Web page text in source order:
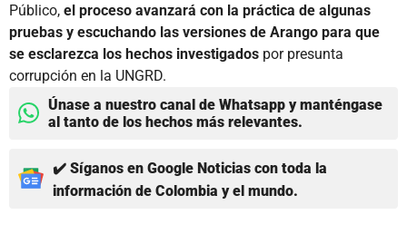
Público, el proceso avanzará con la práctica de algunas
pruebas y escuchando las versiones de Arango para que
se esclarezca los hechos investigados por presunta
corrupción en la UNGRD.
Únase a nuestro canal de Whatsapp y manténgase
al tanto de los hechos más relevantes.
✔️ Síganos en Google Noticias con toda la
información de Colombia y el mundo.